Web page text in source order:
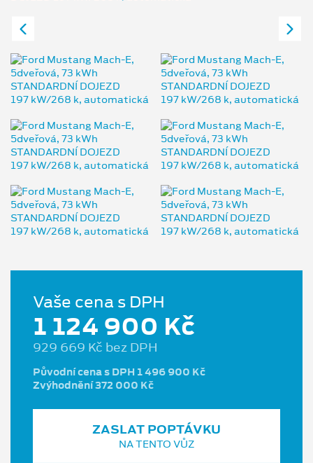
Vaše cena s DPH
1 124 900 Kč
929 669 Kč bez DPH
Původní cena s DPH 1 496 900 Kč
Zvýhodnění 372 000 Kč
ZASLAT POPTÁVKU
NA TENTO VŮZ